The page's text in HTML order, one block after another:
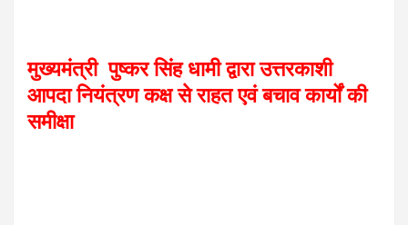
A
p
p
o
o
a
m
मुख्यमंत्री पुष्कर सिंह धामी द्वारा उत्तरकाशी
आपदा नियंत्रण कक्ष से राहत एवं बचाव कार्यों की
समीक्षा